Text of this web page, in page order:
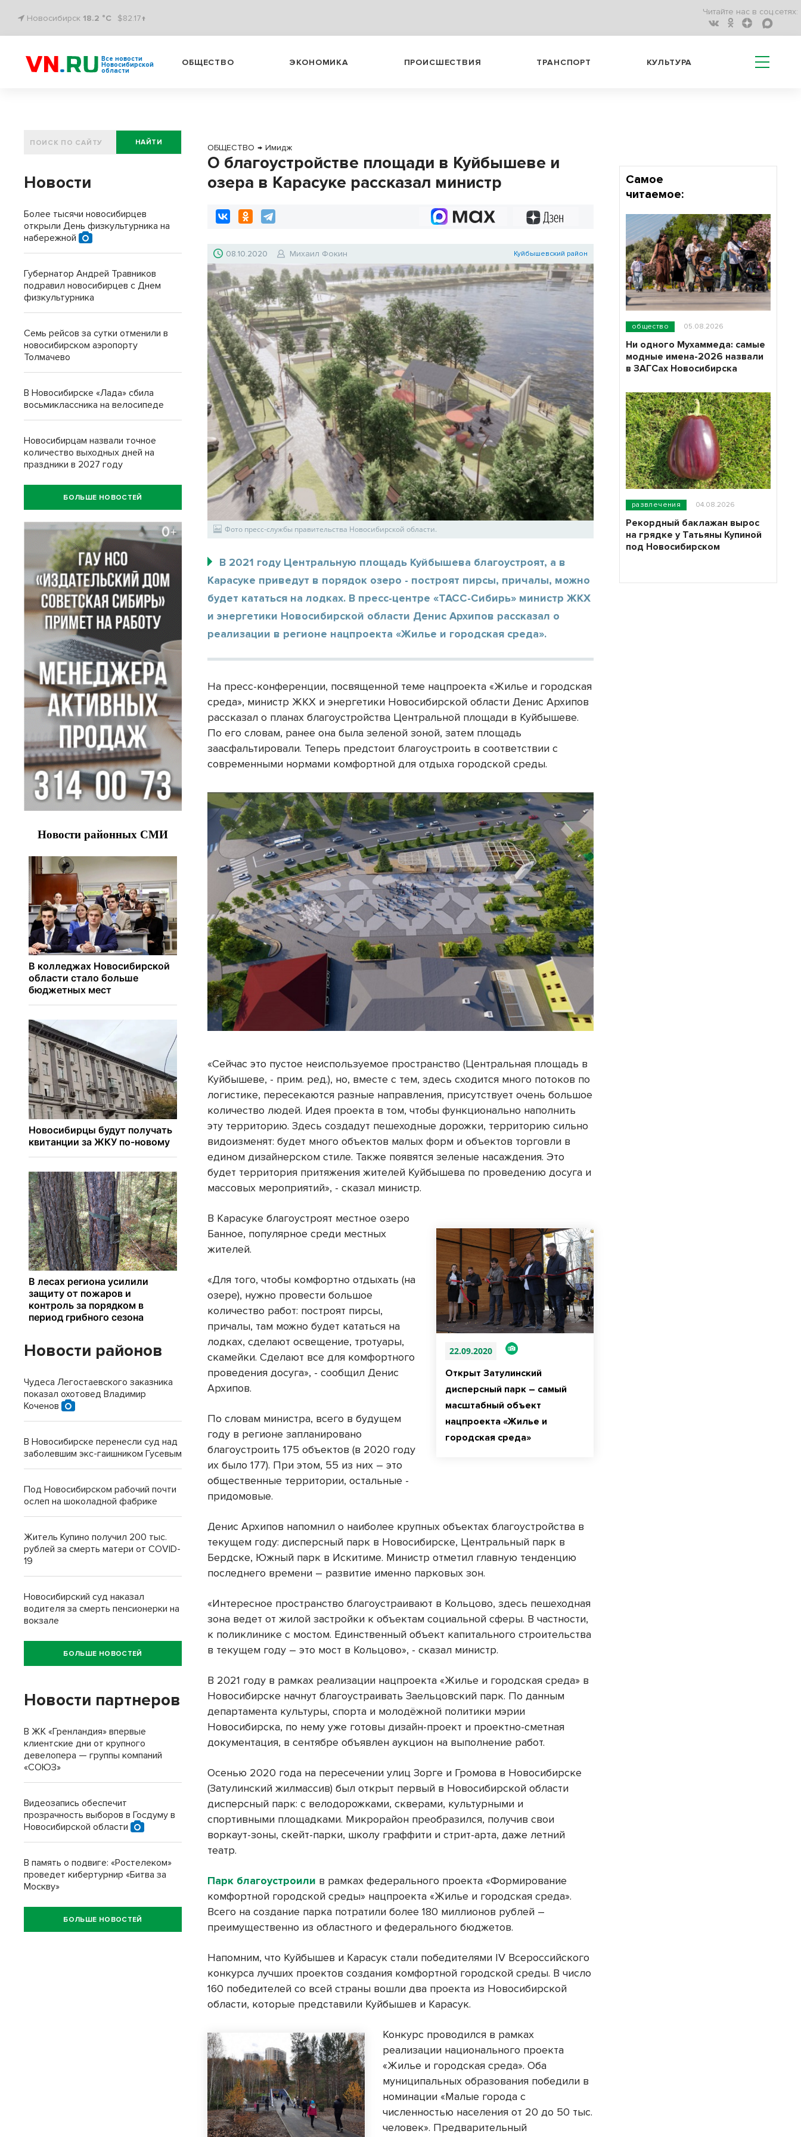
Новосибирск 18.2 °C $82.17↑
Читайте нас в соц.сетях:
Все новости
Новосибирской
области
ОБЩЕСТВО ЭКОНОМИКА ПРОИСШЕСТВИЯ ТРАНСПОРТ КУЛЬТУРА
ОБЩЕСТВО → Имидж
О благоустройстве площади в Куйбышеве и
озера в Карасуке рассказал министр
08.10.2020 Михаил Фокин Куйбышевский район
Фото пресс-службы правительства Новосибирской области.
В 2021 году Центральную площадь Куйбышева благоустроят, а в
Карасуке приведут в порядок озеро - построят пирсы, причалы, можно
будет кататься на лодках. В пресс-центре «ТАСС-Сибирь» министр ЖКХ
и энергетики Новосибирской области Денис Архипов рассказал о
реализации в регионе нацпроекта «Жилье и городская среда».
На пресс-конференции, посвященной теме нацпроекта «Жилье и городская
среда», министр ЖКХ и энергетики Новосибирской области Денис Архипов
рассказал о планах благоустройства Центральной площади в Куйбышеве.
По его словам, ранее она была зеленой зоной, затем площадь
заасфальтировали. Теперь предстоит благоустроить в соответствии с
современными нормами комфортной для отдыха городской среды.
«Сейчас это пустое неиспользуемое пространство (Центральная площадь в
Куйбышеве, - прим. ред.), но, вместе с тем, здесь сходится много потоков по
логистике, пересекаются разные направления, присутствует очень большое
количество людей. Идея проекта в том, чтобы функционально наполнить
эту территорию. Здесь создадут пешеходные дорожки, территорию сильно
видоизменят: будет много объектов малых форм и объектов торговли в
едином дизайнерском стиле. Также появятся зеленые насаждения. Это
будет территория притяжения жителей Куйбышева по проведению досуга и
массовых мероприятий», - сказал министр.
22.09.2020
Открыт Затулинский
дисперсный парк – самый
масштабный объект
нацпроекта «Жилье и
городская среда»
В Карасуке благоустроят местное озеро
Банное, популярное среди местных
жителей.
«Для того, чтобы комфортно отдыхать (на
озере), нужно провести большое
количество работ: построят пирсы,
причалы, там можно будет кататься на
лодках, сделают освещение, тротуары,
скамейки. Сделают все для комфортного
проведения досуга», - сообщил Денис
Архипов.
По словам министра, всего в будущем
году в регионе запланировано
благоустроить 175 объектов (в 2020 году
их было 177). При этом, 55 из них – это
общественные территории, остальные -
придомовые.
Денис Архипов напомнил о наиболее крупных объектах благоустройства в
текущем году: дисперсный парк в Новосибирске, Центральный парк в
Бердске, Южный парк в Искитиме. Министр отметил главную тенденцию
последнего времени – развитие именно парковых зон.
«Интересное пространство благоустраивают в Кольцово, здесь пешеходная
зона ведет от жилой застройки к объектам социальной сферы. В частности,
к поликлинике с мостом. Единственный объект капитального строительства
в текущем году – это мост в Кольцово», - сказал министр.
В 2021 году в рамках реализации нацпроекта «Жилье и городская среда» в
Новосибирске начнут благоустраивать Заельцовский парк. По данным
департамента культуры, спорта и молодёжной политики мэрии
Новосибирска, по нему уже готовы дизайн-проект и проектно-сметная
документация, в сентябре объявлен аукцион на выполнение работ.
Осенью 2020 года на пересечении улиц Зорге и Громова в Новосибирске
(Затулинский жилмассив) был открыт первый в Новосибирской области
дисперсный парк: с велодорожками, скверами, культурными и
спортивными площадками. Микрорайон преобразился, получив свои
воркаут-зоны, скейт-парки, школу граффити и стрит-арта, даже летний
театр.
Парк благоустроили в рамках федерального проекта «Формирование
комфортной городской среды» нацпроекта «Жилье и городская среда».
Всего на создание парка потратили более 180 миллионов рублей –
преимущественно из областного и федерального бюджетов.
Напомним, что Куйбышев и Карасук стали победителями IV Всероссийского
конкурса лучших проектов создания комфортной городской среды. В число
160 победителей со всей страны вошли два проекта из Новосибирской
области, которые представили Куйбышев и Карасук.
Конкурс проводился в рамках
реализации национального проекта
«Жилье и городская среда». Оба
муниципальных образования победили в
номинации «Малые города с
численностью населения от 20 до 50 тыс.
человек». Предварительный
НАЙТИ
Новости
Более тысячи новосибирцев
открыли День физкультурника на
набережной
Губернатор Андрей Травников
подравил новосибирцев с Днем
физкультурника
Семь рейсов за сутки отменили в
новосибирском аэропорту
Толмачево
В Новосибирске «Лада» сбила
восьмиклассника на велосипеде
Новосибирцам назвали точное
количество выходных дней на
праздники в 2027 году
БОЛЬШЕ НОВОСТЕЙ
Новости районов
Чудеса Легостаевского заказника
показал охотовед Владимир
Коченов
В Новосибирске перенесли суд над
заболевшим экс-гаишником Гусевым
Под Новосибирском рабочий почти
ослеп на шоколадной фабрике
Житель Купино получил 200 тыс.
рублей за смерть матери от COVID-
19
Новосибирский суд наказал
водителя за смерть пенсионерки на
вокзале
БОЛЬШЕ НОВОСТЕЙ
Новости партнеров
В ЖК «Гренландия» впервые
клиентские дни от крупного
девелопера — группы компаний
«СОЮЗ»
Видеозапись обеспечит
прозрачность выборов в Госдуму в
Новосибирской области
В память о подвиге: «Ростелеком»
проведет кибертурнир «Битва за
Москву»
БОЛЬШЕ НОВОСТЕЙ
Самое
читаемое:
общество 05.08.2026
Ни одного Мухаммеда: самые
модные имена-2026 назвали
в ЗАГСах Новосибирска
развлечения 04.08.2026
Рекордный баклажан вырос
на грядке у Татьяны Купиной
под Новосибирском